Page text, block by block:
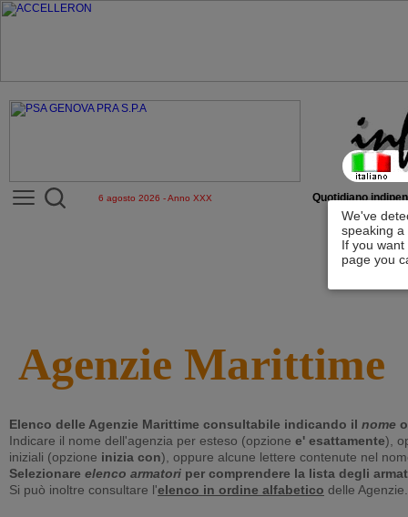
We've
speaking
If you
page you
6 agosto 2026 - Anno XXX Quotidiano
Agenzie Marittime
Elenco delle Agenzie Marittime consultabile indicando il nome
Indicare il nome dell'agenzia per esteso (opzione e' esattamente),
iniziali (opzione inizia con), oppure alcune lettere contenute nel
Selezionare elenco armatori per comprendere la lista degli
Si può inoltre consultare l'elenco in ordine alfabetico delle Agenzie.